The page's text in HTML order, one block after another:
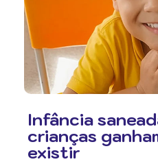
Infância
crianças
existir